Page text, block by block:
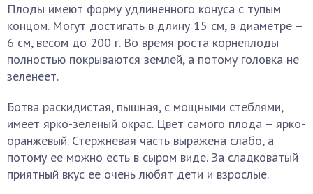
Плоды имеют форму удлиненного конуса с тупым
концом. Могут достигать в длину 15 см, в диаметре –
6 см, весом до 200 г. Во время роста корнеплоды
полностью покрываются землей, а потому головка не
зеленеет.
Ботва раскидистая, пышная, с мощными стеблями,
имеет ярко-зеленый окрас. Цвет самого плода – ярко-
оранжевый. Стержневая часть выражена слабо, а
потому ее можно есть в сыром виде. За сладковатый
приятный вкус ее очень любят дети и взрослые.